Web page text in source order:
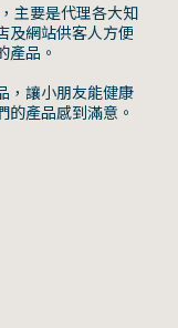
主要是代理各大知
及網站供客人方便
產品。
，讓小朋友能健康
產品感到滿意。